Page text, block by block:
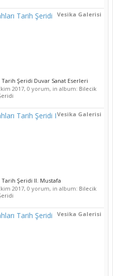
Vesika Galerisi
Tarih Şeridi
Tarih Şeridi Duvar Sanat Eserleri
2017, 0 yorum, in album: Bilecik
Vesika Galerisi
Tarih Şeridi I
Tarih Şeridi II. Mustafa
2017, 0 yorum, in album: Bilecik
Vesika Galerisi
Tarih Şeridi